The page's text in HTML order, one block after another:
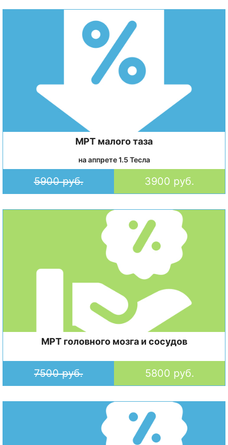
МРТ малого таза
на аппрете 1.5 Тесла
5900 руб. 3900 руб.
МРТ головного мозга и сосудов
7500 руб. 5800 руб.